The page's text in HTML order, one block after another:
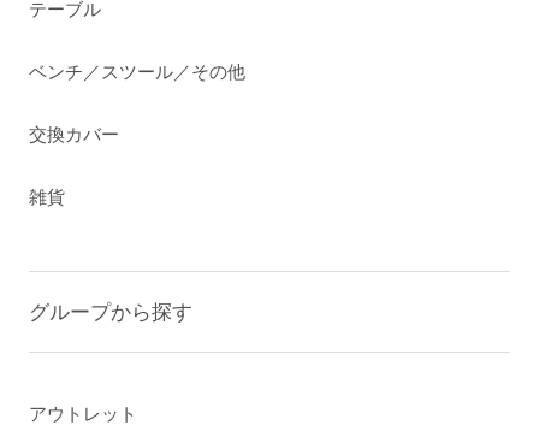
テーブル
ベンチ／スツール／その他
交換カバー
雑貨
グループから探す
アウトレット